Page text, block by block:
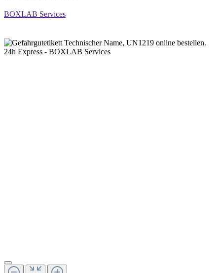
BOXLAB Services